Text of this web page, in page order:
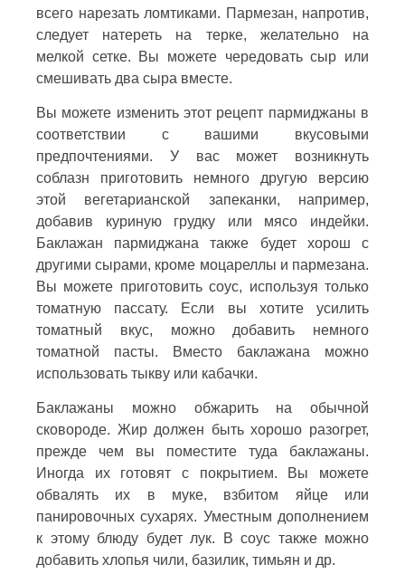
всего нарезать ломтиками. Пармезан, напротив,
следует натереть на терке, желательно на
мелкой сетке. Вы можете чередовать сыр или
смешивать два сыра вместе.
Вы можете изменить этот рецепт пармиджаны в
соответствии с вашими вкусовыми
предпочтениями. У вас может возникнуть
соблазн приготовить немного другую версию
этой вегетарианской запеканки, например,
добавив куриную грудку или мясо индейки.
Баклажан пармиджана также будет хорош с
другими сырами, кроме моцареллы и пармезана.
Вы можете приготовить соус, используя только
томатную пассату. Если вы хотите усилить
томатный вкус, можно добавить немного
томатной пасты. Вместо баклажана можно
использовать тыкву или кабачки.
Баклажаны можно обжарить на обычной
сковороде. Жир должен быть хорошо разогрет,
прежде чем вы поместите туда баклажаны.
Иногда их готовят с покрытием. Вы можете
обвалять их в муке, взбитом яйце или
панировочных сухарях. Уместным дополнением
к этому блюду будет лук. В соус также можно
добавить хлопья чили, базилик, тимьян и др.